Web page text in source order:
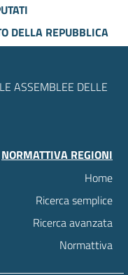
DELLA REPUBBLICA
ASSEMBLEE DELLE
NORMATTIVA REGIONI
Home
Ricerca semplice
Ricerca avanzata
Normattiva